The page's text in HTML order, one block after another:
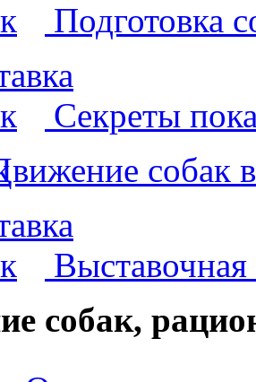
Подготовка
Секреты
собак
Выставочная
собак,